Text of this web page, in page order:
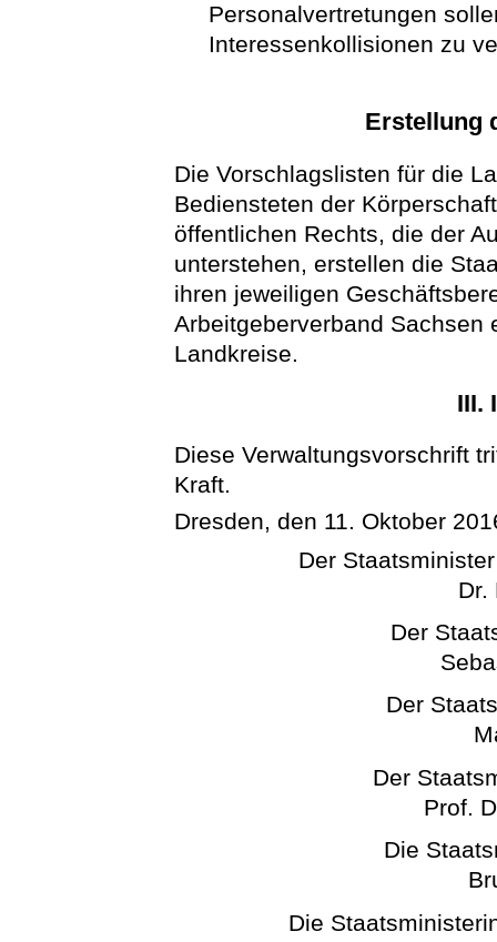
Personalvertretungen
Interessenkollisionen zu
Erstellung
Die Vorschlagslisten für die
Bediensteten der
öffentlichen Rechts, die der
unterstehen, erstellen die
ihren jeweiligen
Arbeitgeberverband Sachsen
Landkreise.
III.
Diese Verwaltungsvorschrift
Kraft.
Dresden, den 11. Oktober
Der
Dr.
Der
Der
Der
Prof.
Die
Die